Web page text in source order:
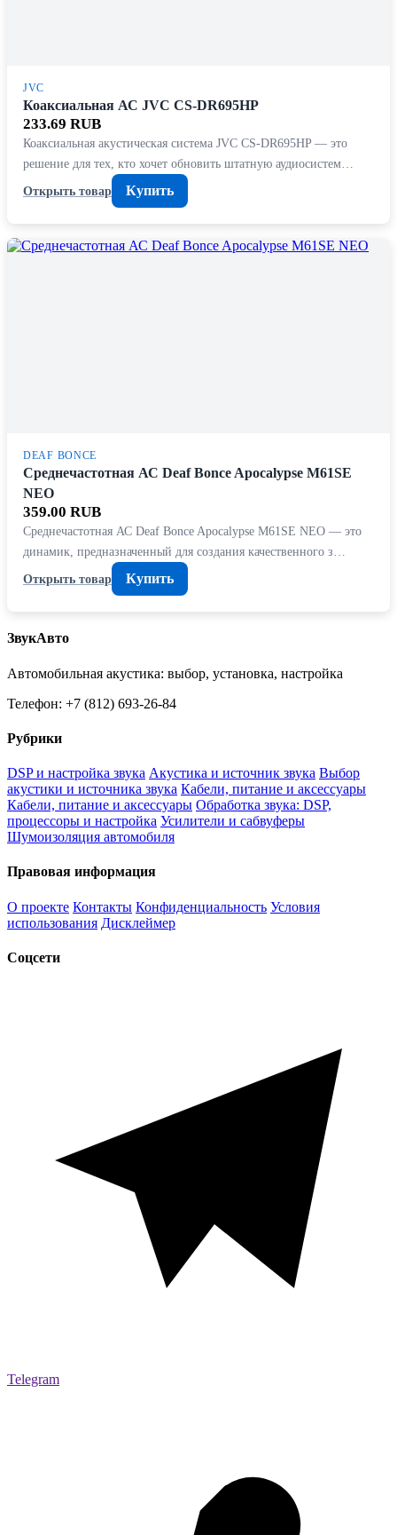
JVC
Коаксиальная АС JVC CS-DR695HP
233.69 RUB
Коаксиальная акустическая система JVC CS-DR695HP — это
решение для тех, кто хочет обновить штатную аудиосистем…
Открыть товар
Купить
DEAF BONCE
Среднечастотная АС Deaf Bonce Apocalypse M61SE
NEO
359.00 RUB
Среднечастотная АС Deaf Bonce Apocalypse M61SE NEO — это
динамик, предназначенный для создания качественного з…
Открыть товар
Купить
ЗвукАвто
Автомобильная акустика: выбор, установка, настройка
Телефон: +7 (812) 693-26-84
Рубрики
DSP и настройка звука Акустика и источник звука Выбор
акустики и источника звука Кабели, питание и аксессуары
Кабели, питание и аксессуары Обработка звука: DSP,
процессоры и настройка Усилители и сабвуферы
Шумоизоляция автомобиля
Правовая информация
О проекте Контакты Конфиденциальность Условия
использования Дисклеймер
Соцсети
Telegram